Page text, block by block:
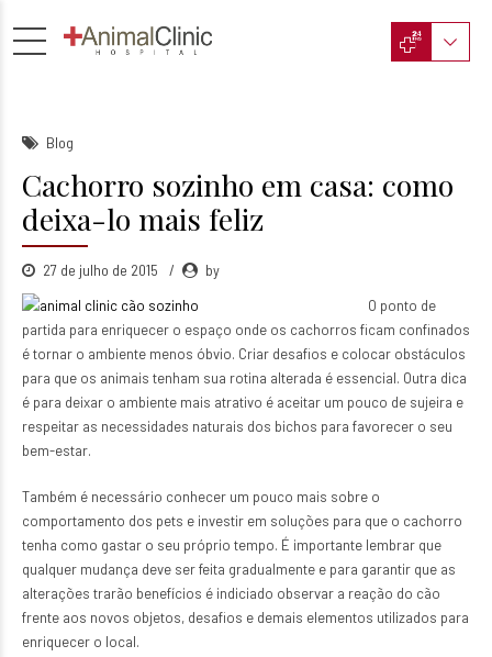
Blog
Cachorro sozinho em casa: como
deixa-lo mais feliz
27 de julho de 2015 by
O ponto de
partida para enriquecer o espaço onde os cachorros ficam confinados
é tornar o ambiente menos óbvio. Criar desafios e colocar obstáculos
para que os animais tenham sua rotina alterada é essencial. Outra dica
é para deixar o ambiente mais atrativo é aceitar um pouco de sujeira e
respeitar as necessidades naturais dos bichos para favorecer o seu
bem-estar.
Também é necessário conhecer um pouco mais sobre o
comportamento dos pets e investir em soluções para que o cachorro
tenha como gastar o seu próprio tempo. É importante lembrar que
qualquer mudança deve ser feita gradualmente e para garantir que as
alterações trarão benefícios é indiciado observar a reação do cão
frente aos novos objetos, desafios e demais elementos utilizados para
enriquecer o local.